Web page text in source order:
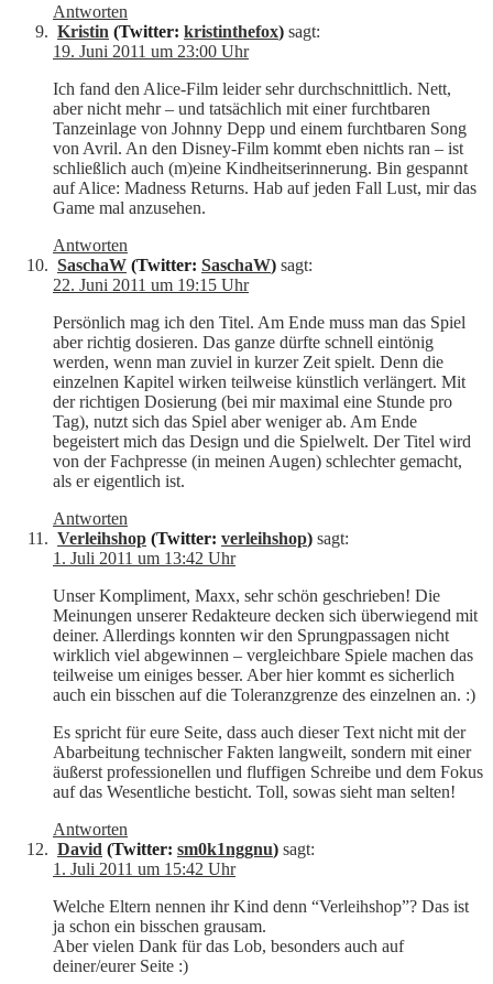
Antworten
Kristin (Twitter: kristinthefox) sagt:
19. Juni 2011 um 23:00 Uhr
Ich fand den Alice-Film leider sehr durchschnittlich. Nett,
aber nicht mehr – und tatsächlich mit einer furchtbaren
Tanzeinlage von Johnny Depp und einem furchtbaren Song
von Avril. An den Disney-Film kommt eben nichts ran – ist
schließlich auch (m)eine Kindheitserinnerung. Bin gespannt
auf Alice: Madness Returns. Hab auf jeden Fall Lust, mir das
Game mal anzusehen.
Antworten
SaschaW (Twitter: SaschaW) sagt:
22. Juni 2011 um 19:15 Uhr
Persönlich mag ich den Titel. Am Ende muss man das Spiel
aber richtig dosieren. Das ganze dürfte schnell eintönig
werden, wenn man zuviel in kurzer Zeit spielt. Denn die
einzelnen Kapitel wirken teilweise künstlich verlängert. Mit
der richtigen Dosierung (bei mir maximal eine Stunde pro
Tag), nutzt sich das Spiel aber weniger ab. Am Ende
begeistert mich das Design und die Spielwelt. Der Titel wird
von der Fachpresse (in meinen Augen) schlechter gemacht,
als er eigentlich ist.
Antworten
Verleihshop (Twitter: verleihshop) sagt:
1. Juli 2011 um 13:42 Uhr
Unser Kompliment, Maxx, sehr schön geschrieben! Die
Meinungen unserer Redakteure decken sich überwiegend mit
deiner. Allerdings konnten wir den Sprungpassagen nicht
wirklich viel abgewinnen – vergleichbare Spiele machen das
teilweise um einiges besser. Aber hier kommt es sicherlich
auch ein bisschen auf die Toleranzgrenze des einzelnen an. :)
Es spricht für eure Seite, dass auch dieser Text nicht mit der
Abarbeitung technischer Fakten langweilt, sondern mit einer
äußerst professionellen und fluffigen Schreibe und dem Fokus
auf das Wesentliche besticht. Toll, sowas sieht man selten!
Antworten
David (Twitter: sm0k1nggnu) sagt:
1. Juli 2011 um 15:42 Uhr
Welche Eltern nennen ihr Kind denn “Verleihshop”? Das ist
ja schon ein bisschen grausam.
Aber vielen Dank für das Lob, besonders auch auf
deiner/eurer Seite :)